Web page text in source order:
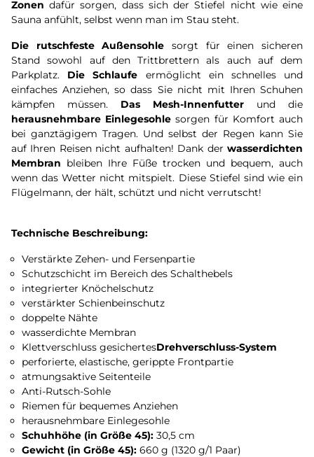
Zonen dafür sorgen, dass sich der Stiefel nicht wie eine
Sauna anfühlt, selbst wenn man im Stau steht.
Die rutschfeste Außensohle sorgt für einen sicheren
Stand sowohl auf den Trittbrettern als auch auf dem
Parkplatz. Die Schlaufe ermöglicht ein schnelles und
einfaches Anziehen, so dass Sie nicht mit Ihren Schuhen
kämpfen müssen. Das Mesh-Innenfutter und die
herausnehmbare Einlegesohlesorgen für Komfort auch
bei ganztägigem Tragen. Und selbst der Regen kann Sie
auf Ihren Reisen nicht aufhalten! Dank der wasserdichten
Membran bleiben Ihre Füße trocken und bequem, auch
wenn das Wetter nicht mitspielt. Diese Stiefel sind wie ein
Flügelmann, der hält, schützt und nicht verrutscht!
Technische Beschreibung:
Verstärkte Zehen- und Fersenpartie
Schutzschicht im Bereich des Schalthebels
integrierter Knöchelschutz
verstärkter Schienbeinschutz
doppelte Nähte
wasserdichte Membran
Klettverschluss gesichertesDrehverschluss-System
perforierte, elastische, gerippte Frontpartie
atmungsaktive Seitenteile
Anti-Rutsch-Sohle
Riemen für bequemes Anziehen
herausnehmbare Einlegesohle
Schuhhöhe (in Größe 45): 30,5 cm
Gewicht (in Größe 45):660 g (1320 g/1 Paar)